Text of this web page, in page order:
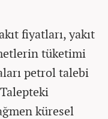
fiyatları, yakıt
tüketimi
petrol talebi
küresel